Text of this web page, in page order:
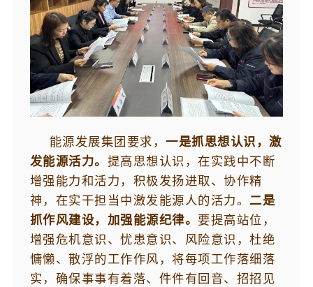
能源发展集团要求，一是抓思想认识，激
发能源活力。 提高思想认识，在实践中不断
增强能力和活力，积极发扬进取、协作精
神，在实干担当中激发能源人的活力。 二是
抓作风建设，加强能源纪律。 要提高站位，
增强危机意识、忧患意识、风险意识，杜绝
慵懒、散浮的工作作风，将每项工作落细落
实，确保事事有着落、件件有回音、招招见